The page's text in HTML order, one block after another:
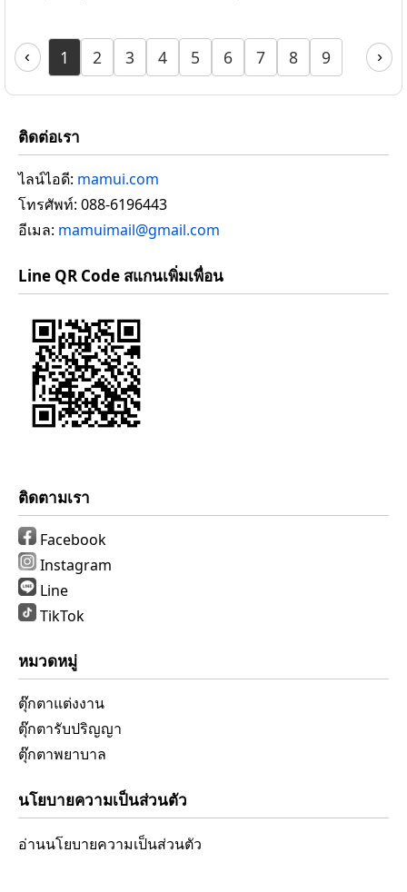
‹ 1 2 3 4 5 6 7 8 9 ›
ติดต่อเรา
ไลน์ไอดี: mamui.com
โทรศัพท์: 088-6196443
อีเมล: mamuimail@gmail.com
Line QR Code สแกนเพิ่มเพื่อน
ติดตามเรา
Facebook
Instagram
Line
TikTok
หมวดหมู่
ตุ๊กตาแต่งงาน
ตุ๊กตารับปริญญา
ตุ๊กตาพยาบาล
นโยบายความเป็นส่วนตัว
อ่านนโยบายความเป็นส่วนตัว